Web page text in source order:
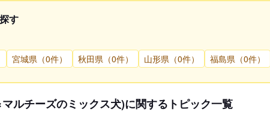
す
宮城県（0件） 秋田県（0件） 山形県（0件） 福島県（0件）
ルチーズのミックス犬)に関するトピック一覧